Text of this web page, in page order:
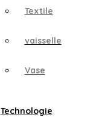
Textile
vaisselle
Vase
Technologie